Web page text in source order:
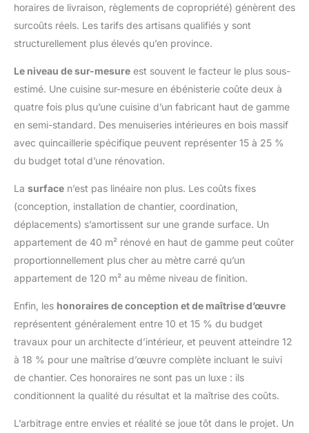
horaires de livraison, règlements de copropriété) génèrent des
surcoûts réels. Les tarifs des artisans qualifiés y sont
structurellement plus élevés qu’en province.
Le niveau de sur-mesure est souvent le facteur le plus sous-
estimé. Une cuisine sur-mesure en ébénisterie coûte deux à
quatre fois plus qu’une cuisine d’un fabricant haut de gamme
en semi-standard. Des menuiseries intérieures en bois massif
avec quincaillerie spécifique peuvent représenter 15 à 25 %
du budget total d’une rénovation.
La surface n’est pas linéaire non plus. Les coûts fixes
(conception, installation de chantier, coordination,
déplacements) s’amortissent sur une grande surface. Un
appartement de 40 m² rénové en haut de gamme peut coûter
proportionnellement plus cher au mètre carré qu’un
appartement de 120 m² au même niveau de finition.
Enfin, les honoraires de conception et de maîtrise d’œuvre
représentent généralement entre 10 et 15 % du budget
travaux pour un architecte d’intérieur, et peuvent atteindre 12
à 18 % pour une maîtrise d’œuvre complète incluant le suivi
de chantier. Ces honoraires ne sont pas un luxe : ils
conditionnent la qualité du résultat et la maîtrise des coûts.
L’arbitrage entre envies et réalité se joue tôt dans le projet. Un